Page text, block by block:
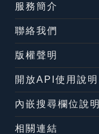
服務簡介
聯絡我們
版權聲明
開放API使用說明
內嵌搜尋欄位說明
相關連結